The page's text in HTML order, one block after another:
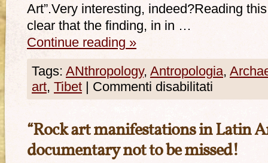
Art”.Very interesting, indeed?Reading
clear that the finding, in in …
Continue reading »
Tags: ANthropology, Antropologia,
art, Tibet Commenti disabilitati
“Rock art manifestations in Latin
documentary not to be missed!